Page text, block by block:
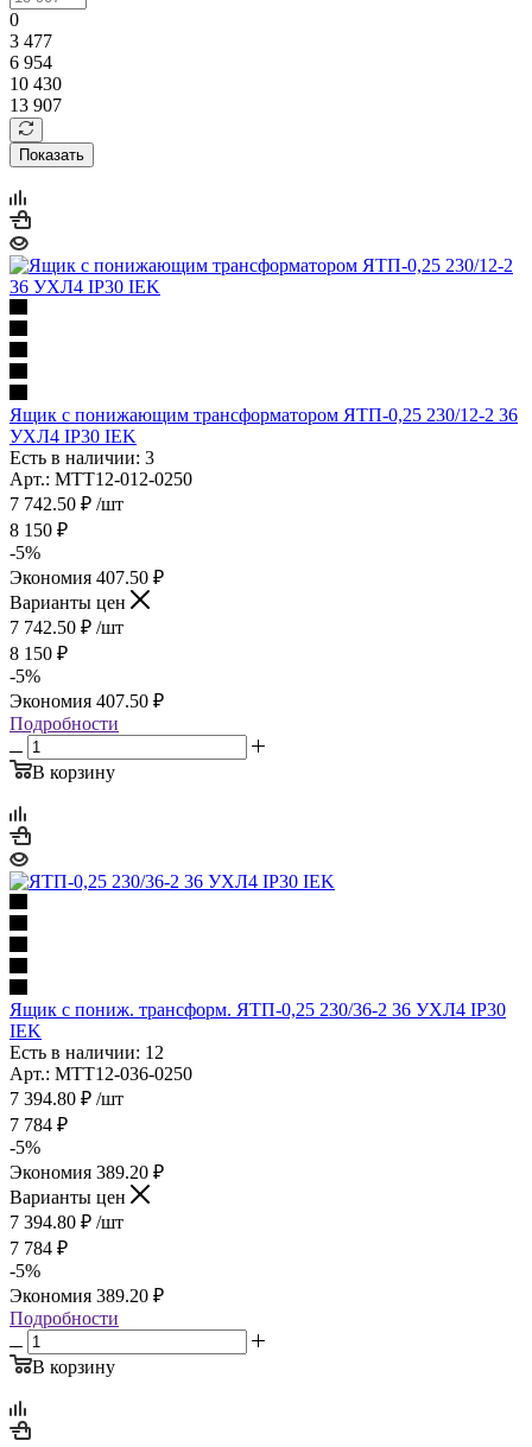
0
3 477
6 954
10 430
13 907
Показать
Ящик с понижающим трансформатором ЯТП-0,25 230/12-2 36
УХЛ4 IP30 IEK
Есть в наличии: 3
Арт.: MTT12-012-0250
7 742.50 ₽ /шт
8 150 ₽
-5%
Экономия 407.50 ₽
Варианты цен
7 742.50 ₽ /шт
8 150 ₽
-5%
Экономия 407.50 ₽
Подробности
В корзину
Ящик с пониж. трансформ. ЯТП-0,25 230/36-2 36 УХЛ4 IP30
IEK
Есть в наличии: 12
Арт.: MTT12-036-0250
7 394.80 ₽ /шт
7 784 ₽
-5%
Экономия 389.20 ₽
Варианты цен
7 394.80 ₽ /шт
7 784 ₽
-5%
Экономия 389.20 ₽
Подробности
В корзину